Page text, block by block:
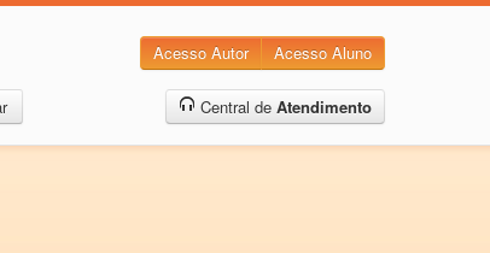
Acesso Autor Acesso Aluno
Central de Atendimento